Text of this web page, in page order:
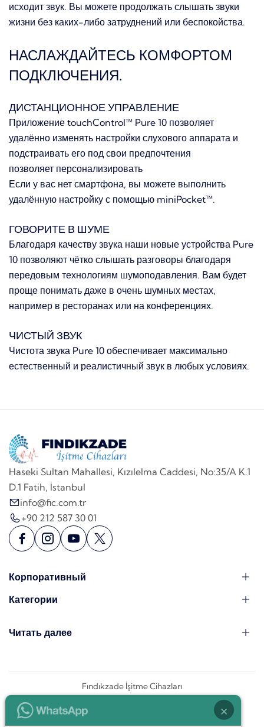
исходит звук. Вы можете продолжать слышать звуки
жизни без каких-либо затруднений или беспокойства.
НАСЛАЖДАЙТЕСЬ КОМФОРТОМ
ПОДКЛЮЧЕНИЯ.
ДИСТАНЦИОННОЕ УПРАВЛЕНИЕ
Приложение touchControl™ Pure 10 позволяет
удалённо изменять настройки слухового аппарата и
подстраивать его под свои предпочтения
позволяет персонализировать
Если у вас нет смартфона, вы можете выполнить
удалённую настройку с помощью miniPocket™.
ГОВОРИТЕ В ШУМЕ
Благодаря качеству звука наши новые устройства Pure
10 позволяют чётко слышать разговоры благодаря
передовым технологиям шумоподавления. Вам будет
проще понимать даже в очень шумных местах,
например в ресторанах или на конференциях.
ЧИСТЫЙ ЗВУК
Чистота звука Pure 10 обеспечивает максимально
естественный и реалистичный звук в любых условиях.
Haseki Sultan Mahallesi, Kızılelma Caddesi, No:35/A K.1
D.1 Fatih, İstanbul
info@fic.com.tr
+90 212 587 30 01
Корпоративный
Категории
Читать далее
Fındıkzade İşitme Cihazları
×